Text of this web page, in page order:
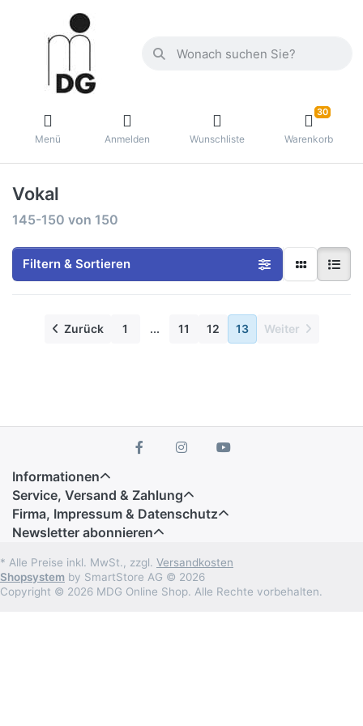
Menü Anmelden Wunschliste
30
Warenkorb
Vokal
145-150 von 150
Filtern & Sortieren
Zurück 1 ... 11 12 13 Weiter
Informationen
Service, Versand & Zahlung
Firma, Impressum & Datenschutz
Newsletter abonnieren
* Alle Preise inkl. MwSt., zzgl. Versandkosten
Shopsystem by SmartStore AG © 2026
Copyright © 2026 MDG Online Shop. Alle Rechte vorbehalten.